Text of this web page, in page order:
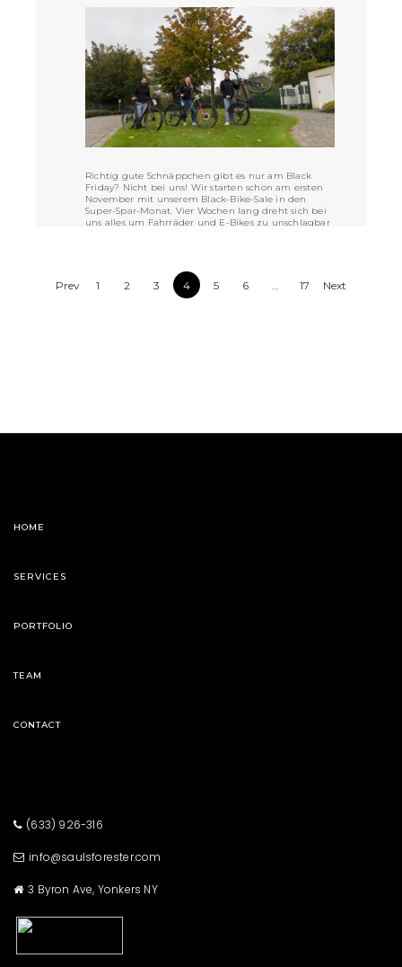
Richtig gute Schnäppchen gibt es nur am Black
Friday? Nicht bei uns! Wir starten schon am ersten
November mit unserem Black-Bike-Sale in den
Super-Spar-Monat. Vier Wochen lang dreht sich bei
uns alles um Fahrräder und E-Bikes zu unschlagbar
Prev 1 2 3 4 5 6 … 17 Next
HOME
SERVICES
PORTFOLIO
TEAM
CONTACT
(633) 926-316
info@saulsforester.com
3 Byron Ave, Yonkers NY